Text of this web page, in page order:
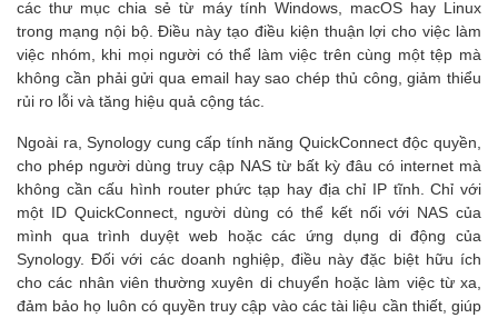
các thư mục chia sẻ từ máy tính Windows, macOS hay Linux
trong mạng nội bộ. Điều này tạo điều kiện thuận lợi cho việc làm
việc nhóm, khi mọi người có thể làm việc trên cùng một tệp mà
không cần phải gửi qua email hay sao chép thủ công, giảm thiểu
rủi ro lỗi và tăng hiệu quả cộng tác.
Ngoài ra, Synology cung cấp tính năng QuickConnect độc quyền,
cho phép người dùng truy cập NAS từ bất kỳ đâu có internet mà
không cần cấu hình router phức tạp hay địa chỉ IP tĩnh. Chỉ với
một ID QuickConnect, người dùng có thể kết nối với NAS của
mình qua trình duyệt web hoặc các ứng dụng di động của
Synology. Đối với các doanh nghiệp, điều này đặc biệt hữu ích
cho các nhân viên thường xuyên di chuyển hoặc làm việc từ xa,
đảm bảo họ luôn có quyền truy cập vào các tài liệu cần thiết, giúp